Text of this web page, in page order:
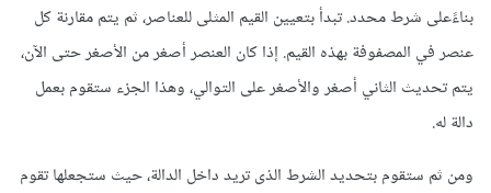
بناءًعلى شرط محدد. تبدأ بتعيين القيم المثلى للعناصر، ثم يتم مقارنة كل
عنصر في المصفوفة بهذه القيم. إذا كان العنصر أصغر من الأصغر حتى الآن،
يتم تحديث الثاني أصغر والأصغر على التوالي، وهذا الجزء ستقوم بعمل
دالة له.
ومن ثم ستقوم بتحديد الشرط الذى تريد داخل الدالة، حيث ستجعلها تقوم